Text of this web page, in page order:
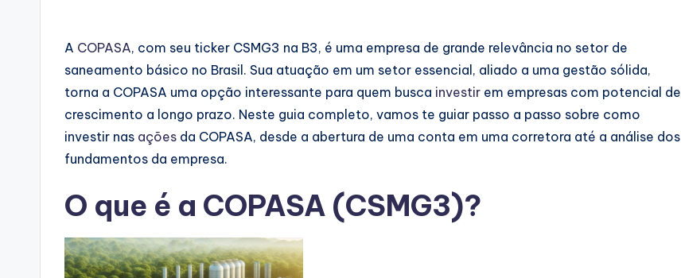
A COPASA, com seu ticker CSMG3 na B3, é uma empresa de grande relevância no setor de
saneamento básico no Brasil. Sua atuação em um setor essencial, aliado a uma gestão sólida,
torna a COPASA uma opção interessante para quem busca investir em empresas com potencial de
crescimento a longo prazo. Neste guia completo, vamos te guiar passo a passo sobre como
investir nas ações da COPASA, desde a abertura de uma conta em uma corretora até a análise dos
fundamentos da empresa.
O que é a COPASA (CSMG3)?